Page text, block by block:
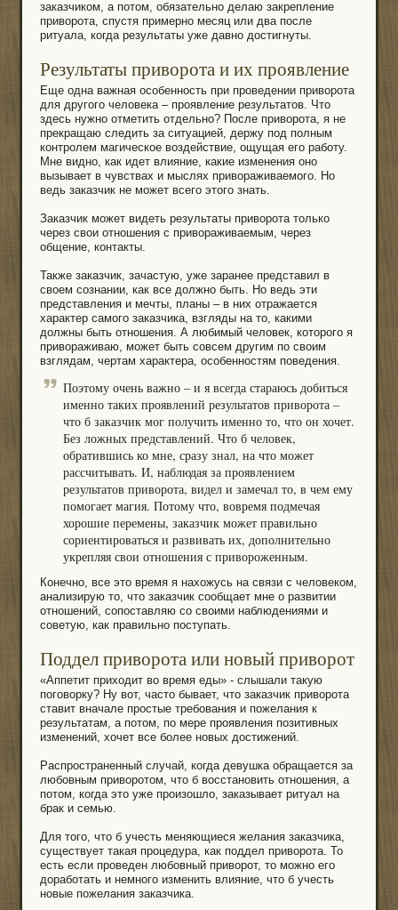
заказчиком, а потом, обязательно делаю закрепление
приворота, спустя примерно месяц или два после
ритуала, когда результаты уже давно достигнуты.
Результаты приворота и их проявление
Еще одна важная особенность при проведении приворота
для другого человека – проявление результатов. Что
здесь нужно отметить отдельно? После приворота, я не
прекращаю следить за ситуацией, держу под полным
контролем магическое воздействие, ощущая его работу.
Мне видно, как идет влияние, какие изменения оно
вызывает в чувствах и мыслях привораживаемого. Но
ведь заказчик не может всего этого знать.
Заказчик может видеть результаты приворота только
через свои отношения с привораживаемым, через
общение, контакты.
Также заказчик, зачастую, уже заранее представил в
своем сознании, как все должно быть. Но ведь эти
представления и мечты, планы – в них отражается
характер самого заказчика, взгляды на то, какими
должны быть отношения. А любимый человек, которого я
привораживаю, может быть совсем другим по своим
взглядам, чертам характера, особенностям поведения.
Поэтому очень важно – и я всегда стараюсь добиться
именно таких проявлений результатов приворота –
что б заказчик мог получить именно то, что он хочет.
Без ложных представлений. Что б человек,
обратившись ко мне, сразу знал, на что может
рассчитывать. И, наблюдая за проявлением
результатов приворота, видел и замечал то, в чем ему
помогает магия. Потому что, вовремя подмечая
хорошие перемены, заказчик может правильно
сориентироваться и развивать их, дополнительно
укрепляя свои отношения с привороженным.
Конечно, все это время я нахожусь на связи с человеком,
анализирую то, что заказчик сообщает мне о развитии
отношений, сопоставляю со своими наблюдениями и
советую, как правильно поступать.
Поддел приворота или новый приворот
«Аппетит приходит во время еды» - слышали такую
поговорку? Ну вот, часто бывает, что заказчик приворота
ставит вначале простые требования и пожелания к
результатам, а потом, по мере проявления позитивных
изменений, хочет все более новых достижений.
Распространенный случай, когда девушка обращается за
любовным приворотом, что б восстановить отношения, а
потом, когда это уже произошло, заказывает ритуал на
брак и семью.
Для того, что б учесть меняющиеся желания заказчика,
существует такая процедура, как поддел приворота. То
есть если проведен любовный приворот, то можно его
доработать и немного изменить влияние, что б учесть
новые пожелания заказчика.